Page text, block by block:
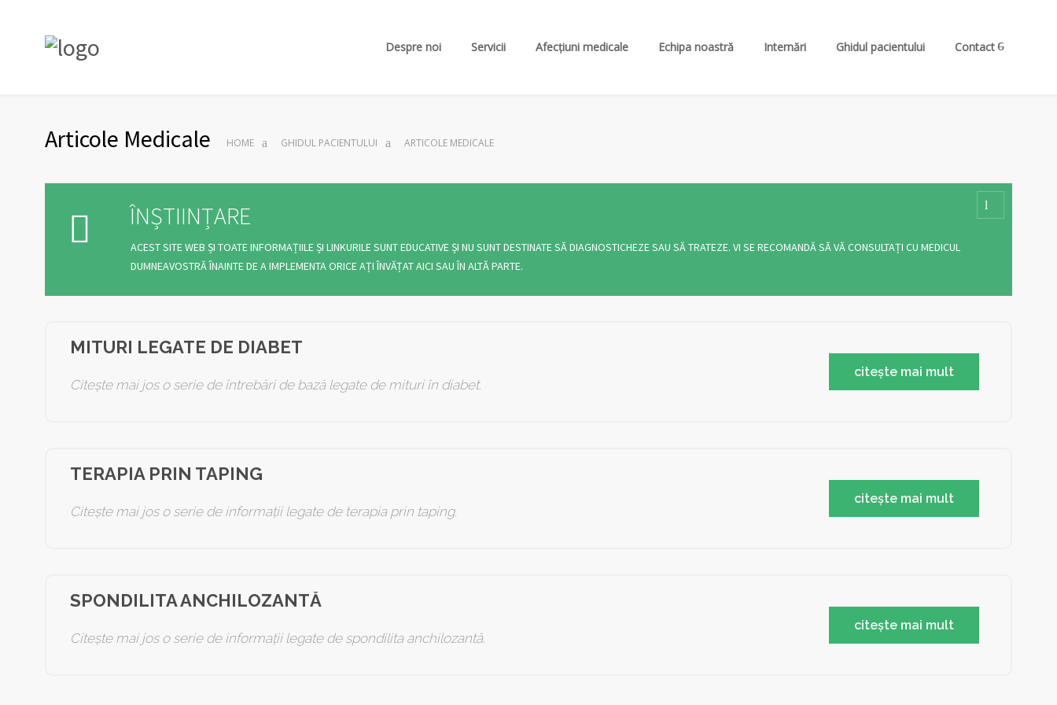
Despre noi Servicii Afecțiuni medicale Echipa noastră Internări Ghidul pacientului Contact
Articole Medicale HOME GHIDUL PACIENTULUI ARTICOLE MEDICALE
ÎNȘTIINȚARE
ACEST SITE WEB ȘI TOATE INFORMAȚIILE ȘI LINKURILE SUNT EDUCATIVE ȘI NU SUNT DESTINATE SĂ DIAGNOSTICHEZE SAU SĂ TRATEZE. VI SE RECOMANDĂ SĂ VĂ CONSULTAȚI CU MEDICUL
DUMNEAVOSTRĂ ÎNAINTE DE A IMPLEMENTA ORICE AȚI ÎNVĂȚAT AICI SAU ÎN ALTĂ PARTE.
MITURI LEGATE DE DIABET
Citește mai jos o serie de întrebări de bază legate de mituri în diabet.
citește mai mult
TERAPIA PRIN TAPING
Citește mai jos o serie de informații legate de terapia prin taping.
citește mai mult
SPONDILITA ANCHILOZANTĂ
Citește mai jos o serie de informații legate de spondilita anchilozantă.
citește mai mult